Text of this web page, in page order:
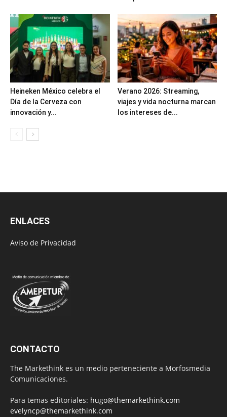
Heineken México celebra el
Día de la Cerveza con
innovación y...
Verano 2026: Streaming,
viajes y vida nocturna marcan
los intereses de...
ENLACES
Aviso de Privacidad
CONTACTO
The Markethink es un medio perteneciente a Morfosmedia
Comunicaciones.
Para temas editoriales: hugo@themarkethink.com
evelyncp@themarkethink.com